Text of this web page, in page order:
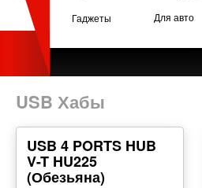
Гаджеты Для авто
USB Хабы
USB 4 PORTS HUB
V-T HU225
(Обезьяна)